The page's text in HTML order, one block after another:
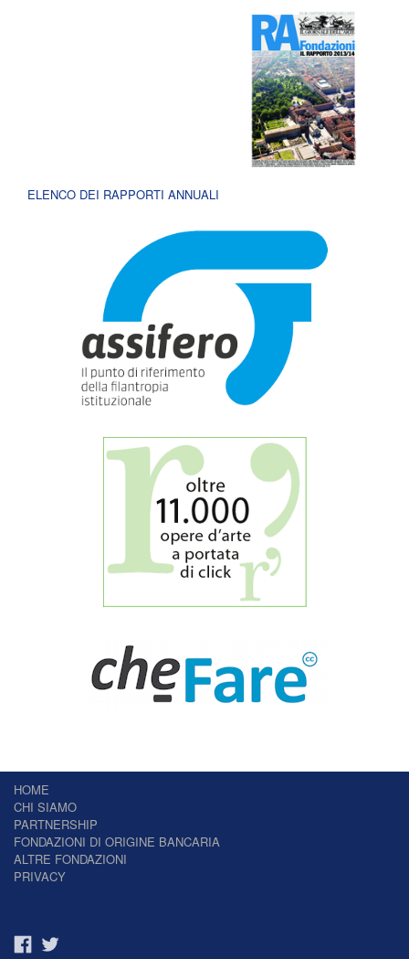
ELENCO DEI RAPPORTI ANNUALI
HOME
CHI SIAMO
PARTNERSHIP
FONDAZIONI DI ORIGINE BANCARIA
ALTRE FONDAZIONI
PRIVACY